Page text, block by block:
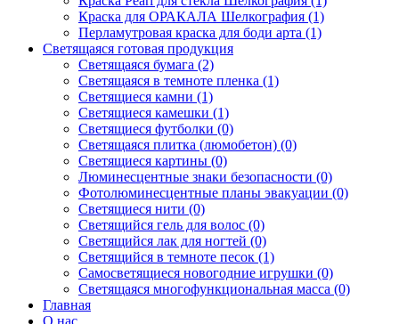
Краска для ОРАКАЛА Шелкография (1)
Перламутровая краска для боди арта (1)
Светящаяся готовая продукция
Светящаяся бумага (2)
Светящаяся в темноте пленка (1)
Светящиеся камни (1)
Светящиеся камешки (1)
Светящиеся футболки (0)
Светящаяся плитка (люмобетон) (0)
Светящиеся картины (0)
Люминесцентные знаки безопасности (0)
Фотолюминесцентные планы эвакуации (0)
Светящиеся нити (0)
Светящийся гель для волос (0)
Светящийся лак для ногтей (0)
Светящийся в темноте песок (1)
Самосветящиеся новогодние игрушки (0)
Светящаяся многофункциональная масса (0)
Главная
О нас